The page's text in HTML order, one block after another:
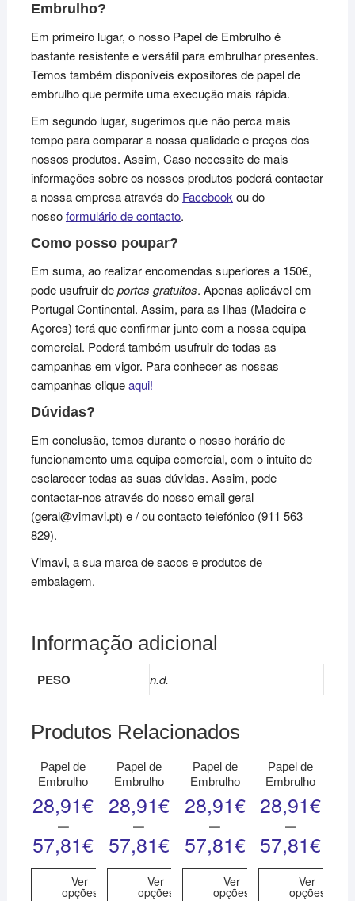
Embrulho?
Em primeiro lugar, o nosso Papel de Embrulho é
bastante resistente e versátil para embrulhar presentes.
Temos também disponíveis expositores de papel de
embrulho que permite uma execução mais rápida.
Em segundo lugar, sugerimos que não perca mais
tempo para comparar a nossa qualidade e preços dos
nossos produtos. Assim, Caso necessite de mais
informações sobre os nossos produtos poderá contactar
a nossa empresa através do Facebookou do
nossoformulário de contacto.
Como posso poupar?
Em suma, ao realizar encomendas superiores a 150€,
pode usufruir deportes gratuitos. Apenas aplicável em
Portugal Continental. Assim, para as Ilhas (Madeira e
Açores) terá que confirmar junto com a nossa equipa
comercial. Poderá também usufruir de todas as
campanhas em vigor. Para conhecer as nossas
campanhas cliqueaqui!
Dúvidas?
Em conclusão, temos durante o nosso horário de
funcionamento uma equipa comercial, com o intuito de
esclarecer todas as suas dúvidas. Assim, pode
contactar-nos através do nosso email geral
(geral@vimavi.pt) e / ou contacto telefónico (911 563
829).
Vimavi, a sua marca de sacos e produtos de
embalagem.
Informação adicional
PESO n.d.
Produtos Relacionados
Papel de
Embrulho
28,91€
–
57,81€
Ver
opções
Papel de
Embrulho
28,91€
–
57,81€
Ver
opções
Papel de
Embrulho
28,91€
–
57,81€
Ver
opções
Papel de
Embrulho
28,91€
–
57,81€
Ver
opções